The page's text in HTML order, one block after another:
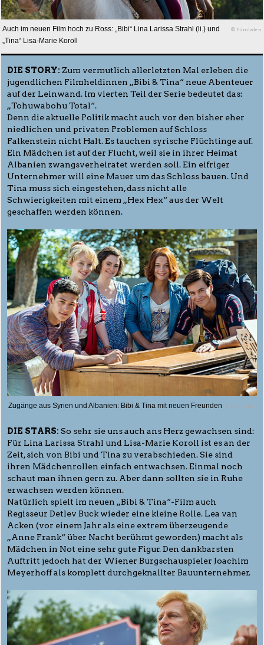
Auch im neuen Film hoch zu Ross: „Bibi“ Lina Larissa Strahl (li.) und
„Tina“ Lisa-Marie Koroll
© Filmladen
DIE STORY: Zum vermutlich allerletzten Mal erleben die
jugendlichen Filmheldinnen „Bibi & Tina“ neue Abenteuer
auf der Leinwand. Im vierten Teil der Serie bedeutet das:
„Tohuwabohu Total“.
Denn die aktuelle Politik macht auch vor den bisher eher
niedlichen und privaten Problemen auf Schloss
Falkenstein nicht Halt. Es tauchen syrische Flüchtinge auf.
Ein Mädchen ist auf der Flucht, weil sie in ihrer Heimat
Albanien zwangsverheiratet werden soll. Ein eifriger
Unternehmer will eine Mauer um das Schloss bauen. Und
Tina muss sich eingestehen, dass nicht alle
Schwierigkeiten mit einem „Hex Hex“ aus der Welt
geschaffen werden können.
Zugänge aus Syrien und Albanien: Bibi & Tina mit neuen Freunden © Filmladen
DIE STARS: So sehr sie uns auch ans Herz gewachsen sind:
Für Lina Larissa Strahl und Lisa-Marie Koroll ist es an der
Zeit, sich von Bibi und Tina zu verabschieden. Sie sind
ihren Mädchenrollen einfach entwachsen. Einmal noch
schaut man ihnen gern zu. Aber dann sollten sie in Ruhe
erwachsen werden können.
Natürlich spielt im neuen „Bibi & Tina“-Film auch
Regisseur Detlev Buck wieder eine kleine Rolle. Lea van
Acken (vor einem Jahr als eine extrem überzeugende
„Anne Frank“ über Nacht berühmt geworden) macht als
Mädchen in Not eine sehr gute Figur. Den dankbarsten
Auftritt jedoch hat der Wiener Burgschauspieler Joachim
Meyerhoff als komplett durchgeknallter Bauunternehmer.